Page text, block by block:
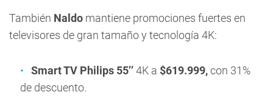
También Naldo mantiene promociones fuertes en
televisores de gran tamaño y tecnología 4K:
Smart TV Philips 55’’4K a $619.999,con 31%
de descuento.